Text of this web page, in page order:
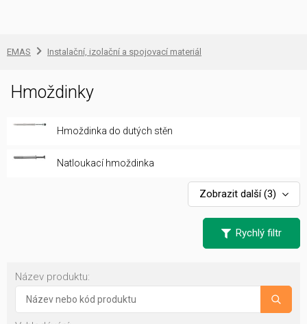
EMAS Instalační, izolační a spojovací materiál
Hmoždinky
Hmoždinka do dutých stěn
Natloukací hmoždinka
Zobrazit další(3)
Rychlý filtr
Název produktu: